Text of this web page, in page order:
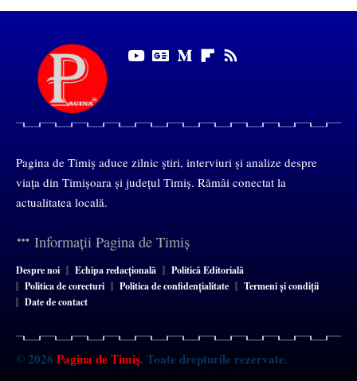
Pagina de Timiș aduce zilnic știri, interviuri și analize despre
viața din Timișoara și județul Timiș. Rămâi conectat la
actualitatea locală.
Informații Pagina de Timiș
Despre noi Echipa redacțională
Politică Editorială
Politica de corecturi
Politica de confidențialitate
Termeni și condiții
Date de contact
© 2026 Pagina de Timiș. Toate drepturile rezervate.